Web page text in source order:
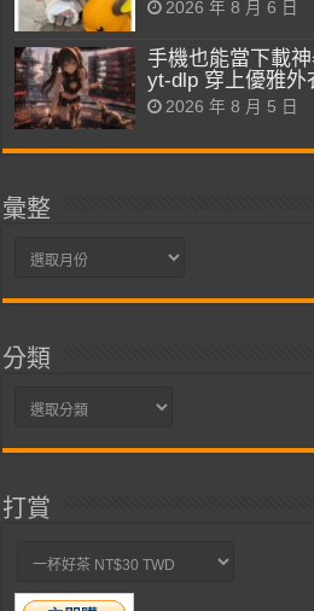
2026 年 8 月 6 日
手機也能當下載
yt-dlp 穿上優雅外
2026 年 8 月 5 日
彙整
彙
分類
分
打賞